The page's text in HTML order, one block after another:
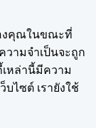
งคุณในขณะที่
ามจำเป็นจะถูก
เหล่านี้มีความ
ไซต์ เรายังใช้